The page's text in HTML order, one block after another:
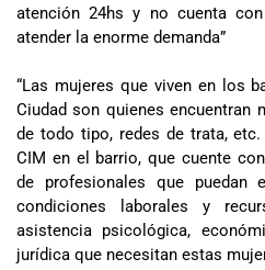
atención 24hs y no cuenta
atender la enorme demanda”
“Las mujeres que viven en los
Ciudad son quienes encuentran
de todo tipo, redes de trata,
CIM en el barrio, que cuente
de profesionales que puedan
condiciones laborales y
asistencia psicológica,
jurídica que necesitan estas